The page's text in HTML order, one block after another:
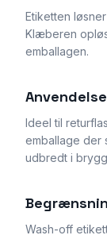
Etiketten
Klæberen
emballagen.
Anvendelse
Ideel til
emballage der
udbredt i
Wash-off